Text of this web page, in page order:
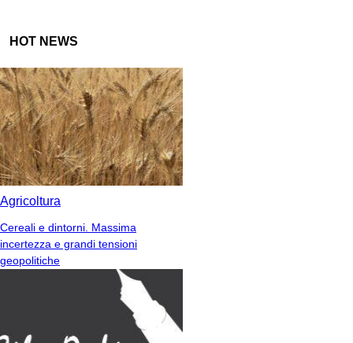
HOT NEWS
Agricoltura
Cereali e dintorni. Massima
incertezza e grandi tensioni
geopolitiche